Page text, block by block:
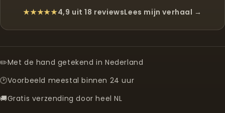
★★★★★4,9 uit 18 reviewsLees mijn verhaal →
✏️Met de hand getekend in Nederland
🕑Voorbeeld meestal binnen 24 uur
🚚Gratis verzending door heel NL